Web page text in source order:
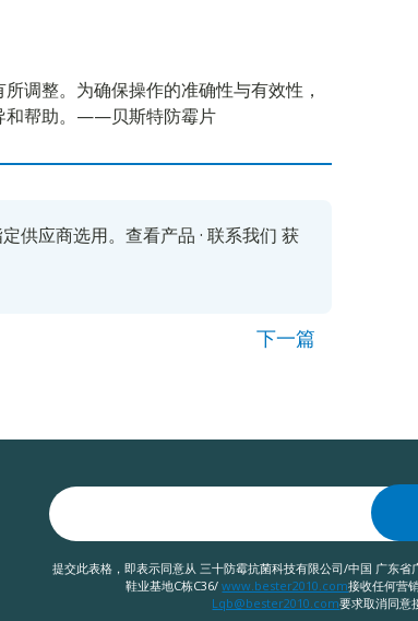
调整。为确保操作的准确性与有效性，
和帮助。——贝斯特防霉片
供应商选用。 查看产品 · 联系我们 获
下一篇
提交此表格，即表示同意从 三十防霉抗菌科技有限公司/中国 广东省
鞋业基地C栋C36/www.bester2010.com接收任何营
Lqb@bester2010.com要求取消同意